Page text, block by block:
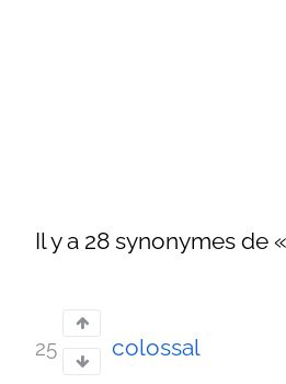
Il y a 28 synonymes de
25 colossal